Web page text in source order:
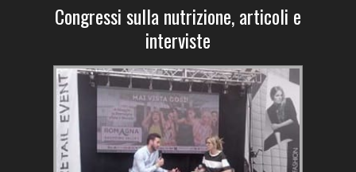
Congressi sulla nutrizione, articoli e
interviste